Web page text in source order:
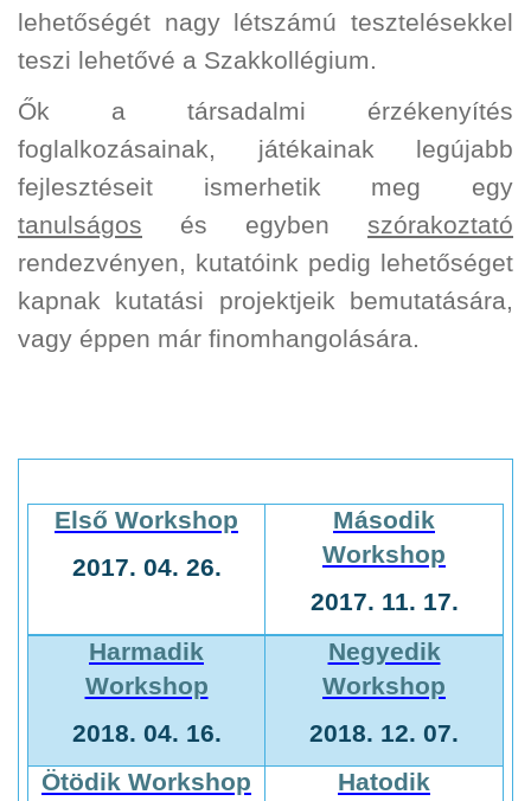
lehetőségét nagy létszámú tesztelésekkel
teszi lehetővé a Szakkollégium.
Ők a társadalmi érzékenyítés
foglalkozásainak, játékainak legújabb
fejlesztéseit ismerhetik meg egy
tanulságos és egyben szórakoztató
rendezvényen, kutatóink pedig lehetőséget
kapnak kutatási projektjeik bemutatására,
vagy éppen már finomhangolására.
Első Workshop
2017. 04. 26.
Második
Workshop
2017. 11. 17.
Harmadik
Workshop
2018. 04. 16.
Negyedik
Workshop
2018. 12. 07.
Ötödik Workshop
Hatodik